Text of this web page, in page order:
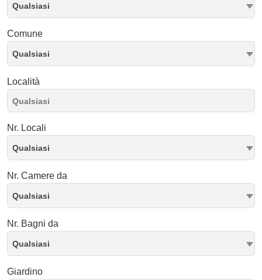
Qualsiasi
Comune
Qualsiasi
Località
Nr. Locali
Qualsiasi
Nr. Camere da
Qualsiasi
Nr. Bagni da
Qualsiasi
Giardino